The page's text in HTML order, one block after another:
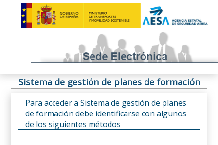
Sistema de gestión de planes de formación
Para acceder a Sistema de gestión de planes
de formación debe identificarse con algunos
de los siguientes métodos